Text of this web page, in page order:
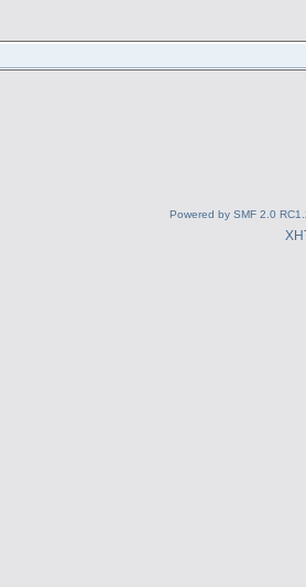
Powered by SMF 2.0